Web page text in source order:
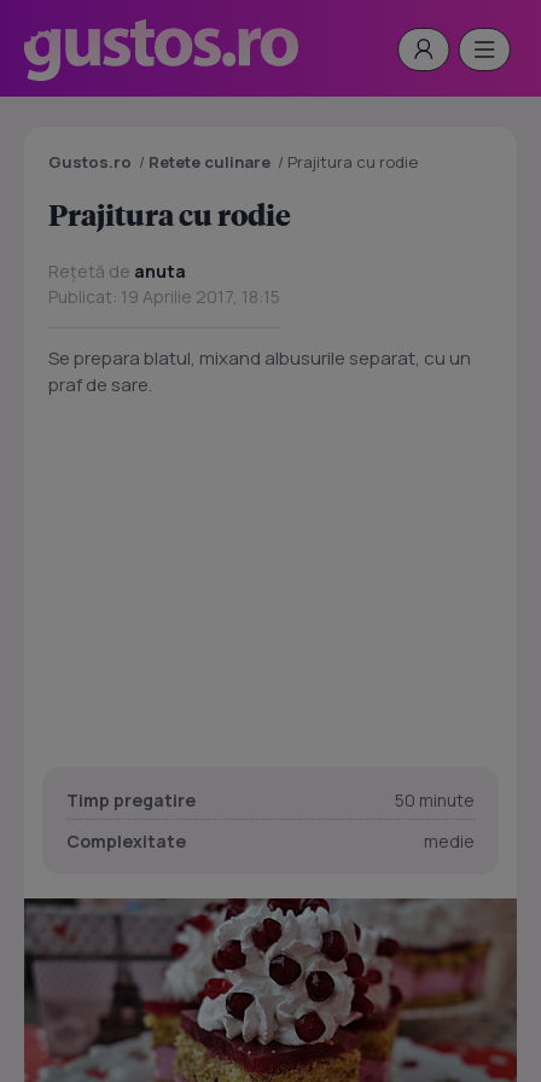
Gustos.ro / Retete culinare / Prajitura cu rodie
Prajitura cu rodie
Rețetă de anuta
Publicat: 19 Aprilie 2017, 18:15
Se prepara blatul, mixand albusurile separat, cu un
praf de sare.
Timp pregatire
50 minute
Complexitate
medie